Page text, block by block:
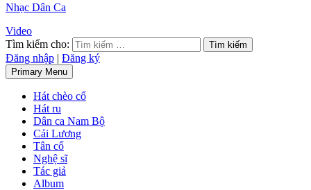
Nhạc Dân Ca
Video
Tìm kiếm cho:
Đăng nhập | Đăng ký
Primary Menu
Hát chèo cổ
Hát ru
Dân ca Nam Bộ
Cải Lương
Tân cổ
Nghệ sĩ
Tác giả
Album